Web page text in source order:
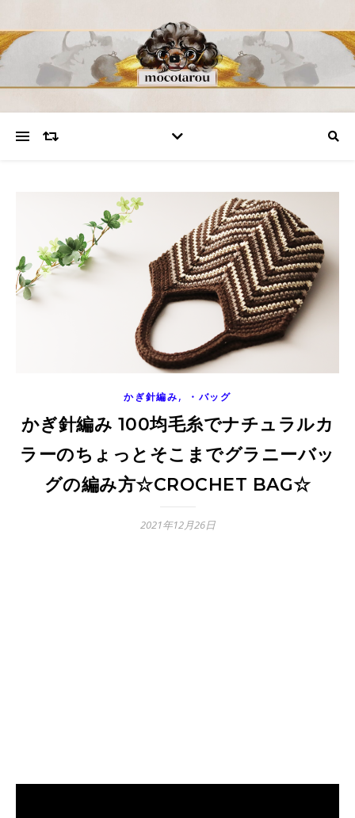
かぎ針編み, ・バッグ
かぎ針編み 100均毛糸でナチュラルカ
ラーのちょっとそこまでグラニーバッ
グの編み方☆CROCHET BAG☆
2021年12月26日